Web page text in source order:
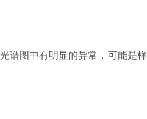
图中有明显的异常，可能是